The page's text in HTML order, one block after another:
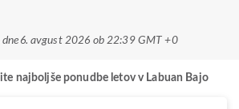
6. avgust 2026 ob 22:39 GMT +0
najboljše ponudbe letov v Labuan Bajo